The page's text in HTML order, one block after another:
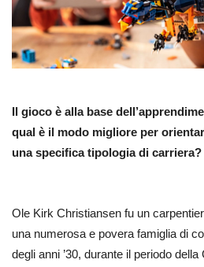
Il gioco è alla base
qual è il modo migliore per
una specifica tipologia di carriera?
Ole Kirk Christiansen fu un
una numerosa e povera famiglia di
degli anni ’30, durante il periodo